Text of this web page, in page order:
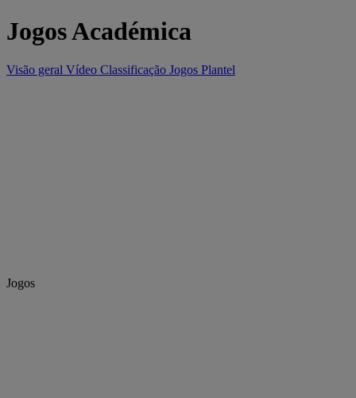
Jogos Académica
Visão geral Vídeo Classificação Jogos Plantel
Jogos